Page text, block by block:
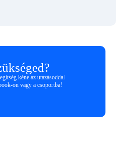
kéne az utazásoddal
on vagy a csoportba!